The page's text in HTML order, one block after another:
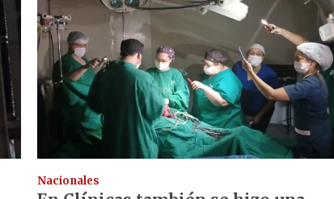
Nacionales